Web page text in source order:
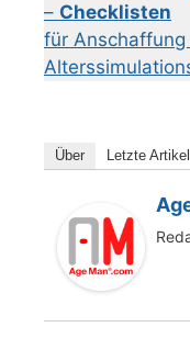
– Checklisten
für
Über Letzte Artikel